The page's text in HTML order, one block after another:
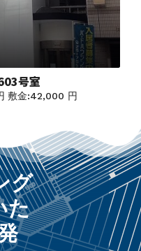
号室
敷金:42,000 円
グ
た